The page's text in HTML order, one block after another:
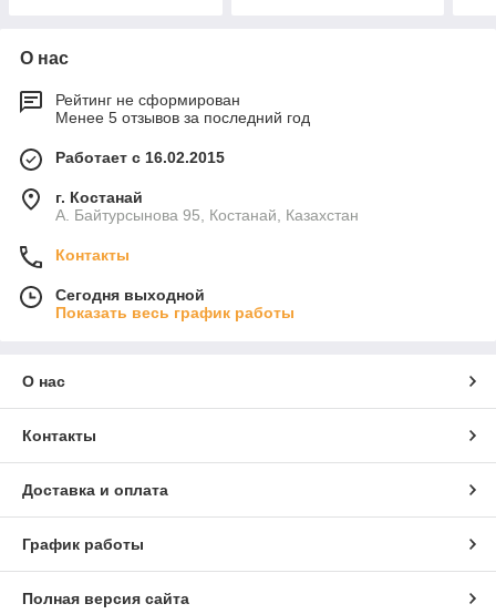
О нас
Рейтинг не сформирован
Менее 5 отзывов за последний год
Работает с 16.02.2015
г. Костанай
А. Байтурсынова 95, Костанай, Казахстан
Контакты
Сегодня выходной
Показать весь график работы
О нас
Контакты
Доставка и оплата
График работы
Полная версия сайта